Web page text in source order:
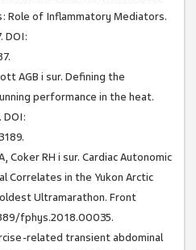
Role of Inflammatory Mediators.
DOI:
AGB i sur. Defining the
performance in the heat.
DOI:
Coker RH i sur. Cardiac Autonomic
Correlates in the Yukon Arctic
Ultramarathon. Front
fphys.2018.00035.
related transient abdominal